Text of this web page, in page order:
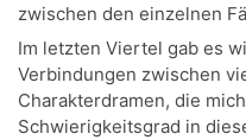
zwischen den einzelnen
Im letzten Viertel gab es
Verbindungen zwischen
Charakterdramen, die
Schwierigkeitsgrad in